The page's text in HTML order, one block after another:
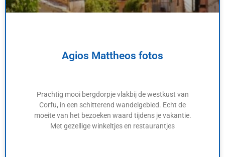
Agios Mattheos fotos
Prachtig mooi bergdorpje vlakbij de westkust van
Corfu, in een schitterend wandelgebied. Echt de
moeite van het bezoeken waard tijdens je vakantie.
Met gezellige winkeltjes en restaurantjes